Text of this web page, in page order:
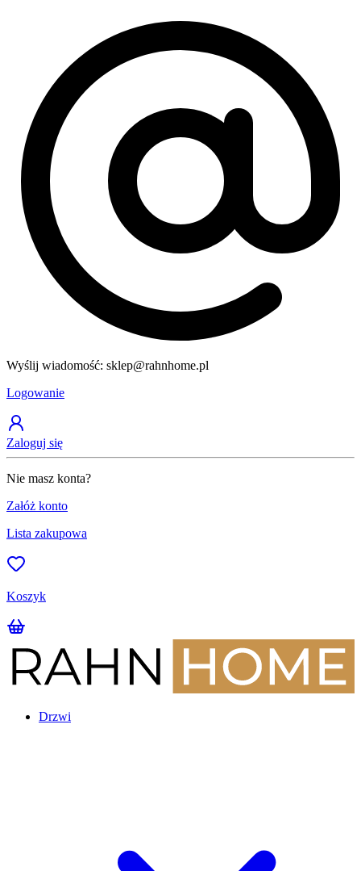
Wyślij wiadomość: sklep@rahnhome.pl
Logowanie
Zaloguj się
Nie masz konta?
Załóż konto
Lista zakupowa
Koszyk
Drzwi